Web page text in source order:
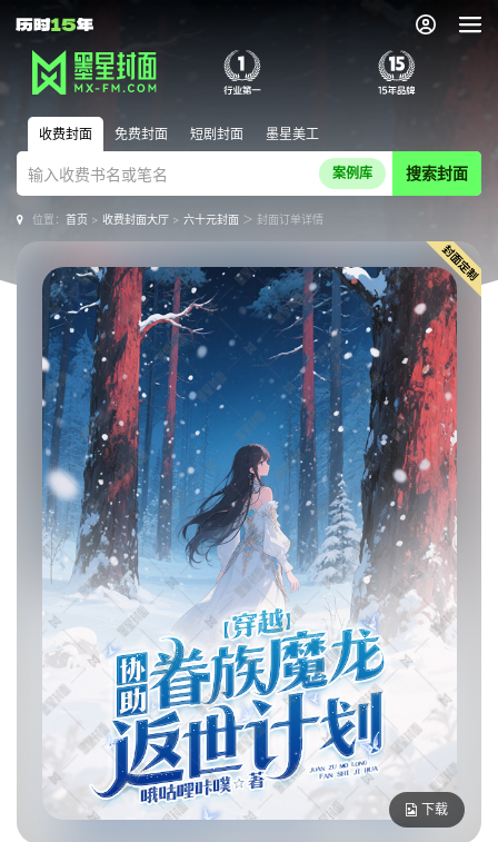
收费封面 免费封面 短剧封面 墨星美工
案例库 搜索封面
位置： 首页> 收费封面大厅> 六十元封面＞ 封面订单详情
下载